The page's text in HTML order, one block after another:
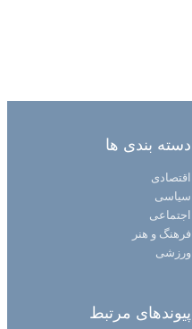
دسته بندی ها
اقتصادی
سیاسی
اجتماعی
فرهنگ و هنر
ورزشی
پیوندهای مرتبط